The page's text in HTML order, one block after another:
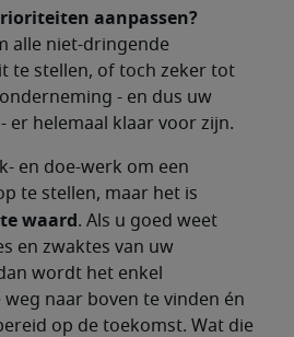
aanpassen?
alle niet-dringende
te stellen, of toch zeker tot
- en dus uw
er helemaal klaar voor zijn.
en doe-werk om een
te stellen, maar het is
waard. Als u goed weet
en zwaktes van uw
wordt het enkel
naar boven te vinden én
op de toekomst. Wat die